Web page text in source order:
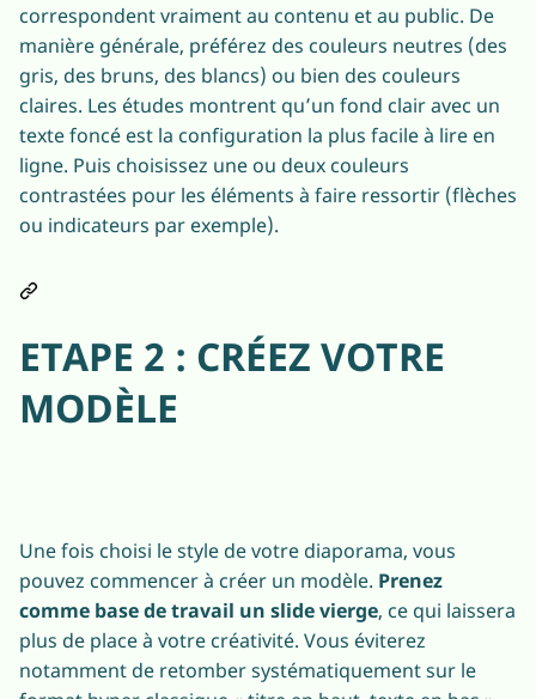
correspondent vraiment au contenu et au public. De
manière générale, préférez des couleurs neutres (des
gris, des bruns, des blancs) ou bien des couleurs
claires. Les études montrent qu’un fond clair avec un
texte foncé est la configuration la plus facile à lire en
ligne. Puis choisissez une ou deux couleurs
contrastées pour les éléments à faire ressortir (flèches
ou indicateurs par exemple).
ETAPE 2 : CRÉEZ VOTRE
MODÈLE
Une fois choisi le style de votre diaporama, vous
pouvez commencer à créer un modèle. Prenez
comme base de travail un slide vierge, ce qui laissera
plus de place à votre créativité. Vous éviterez
notamment de retomber systématiquement sur le